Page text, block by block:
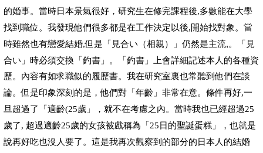
的婚事。當時日本景氣很好，研究生在修完課程後,多數能在大學
找到職位。我發現他們很多都是在工作決定以後,開始找對象。 當
時雖然也有戀愛結婚,但是「見合い（相親）」仍然是主流,。「見
合い」時必須交換「釣書」。「釣書」上會詳細記述本人的各種資
歷。 內容有如求職似的履歷書。我在研究室裏也常聽到他們在談
論。但是印象深刻的是，他們對「年齡」非常在意。條件再好,一
旦超過了「適齡(25歲 」，就不在考慮之內。當時我也已經超過25
歲了, 超過適齡25歲的女孩被戲稱為「 25 日的聖誕蛋糕」，也就是
說再好吃也沒人要了。 這是我再次觀察到的部分的日本人的結婚